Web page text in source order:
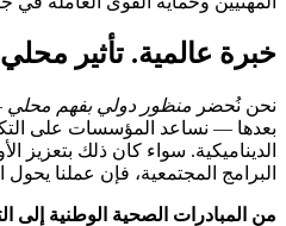
خبرة عالمية. تأثير
نحن نُحضر منظور دولي بفهم محلي
بعدها — نساعد المؤسسات على
الديناميكية. سواء كان ذلك بتعزيز
البرامج المجتمعية، فإن عملنا
من المبادرات الصحية الوطنية إلى